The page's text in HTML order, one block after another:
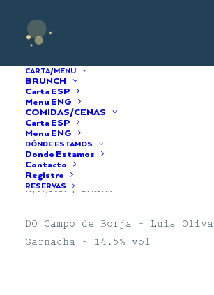
CARTA/MENU
BRUNCH
Carta ESP
Menu ENG
COMIDAS/CENAS
Carta ESP
Menu ENG
DÓNDE ESTAMOS
Donde Estamos
Contacto
Registro
RESERVAS
Luis Oliván
2018
16/09/2021 | BY ADMIN
DO Campo de Borja – Luis
Garnacha – 14,5% vol